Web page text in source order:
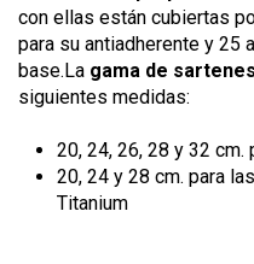
con ellas están cubiertas
para su antiadherente y 25
base.La gama de
siguientes medidas:
20, 24, 26, 28 y 32
20, 24 y 28 cm. para
Titanium